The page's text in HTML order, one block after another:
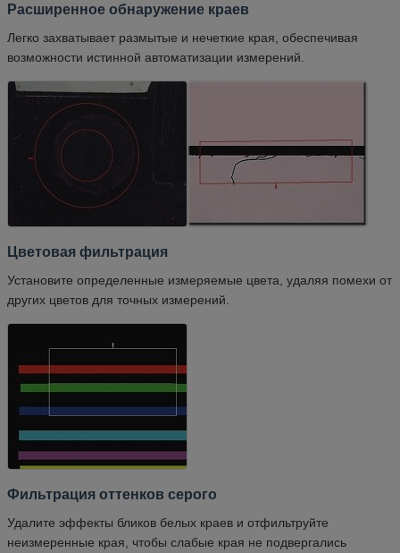
Расширенное обнаружение краев
Легко захватывает размытые и нечеткие края, обеспечивая
возможности истинной автоматизации измерений.
Цветовая фильтрация
Установите определенные измеряемые цвета, удаляя помехи от
других цветов для точных измерений.
Фильтрация оттенков серого
Удалите эффекты бликов белых краев и отфильтруйте
неизмеренные края, чтобы слабые края не подвергались